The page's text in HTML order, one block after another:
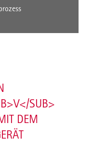
SUB>
DEM